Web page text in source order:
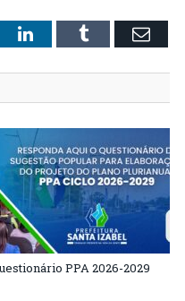
LinkedInTumblr Email
PPA 2026-2029